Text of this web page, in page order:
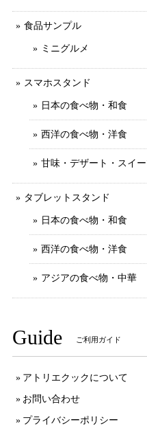
食品サンプル
ミニグルメ
スマホスタンド
日本の食べ物・和食
西洋の食べ物・洋食
甘味・デザート・スイ
タブレットスタンド
日本の食べ物・和食
西洋の食べ物・洋食
アジアの食べ物・中華
Guide ご利用ガイド
アトリエクックについて
お問い合わせ
プライバシーポリシー